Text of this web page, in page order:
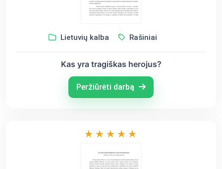
Lietuvių kalba Rašiniai
Kas yra tragiškas herojus?
Peržiūrėti darbą